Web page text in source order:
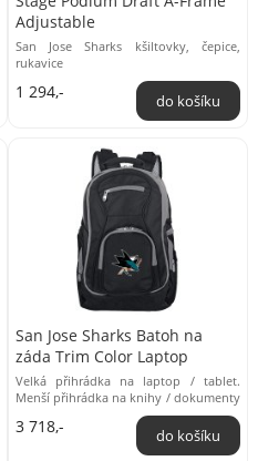
Adjustable
San Jose Sharks kšiltovky, čepice,
rukavice
1 294,-
San Jose Sharks Batoh na
záda Trim Color Laptop
Velká přihrádka na laptop / tablet.
Menší přihrádka na knihy / dokumenty
Kapsa na MP3 / Media Boční kapsy
Polstrovaná ...
3 718,-